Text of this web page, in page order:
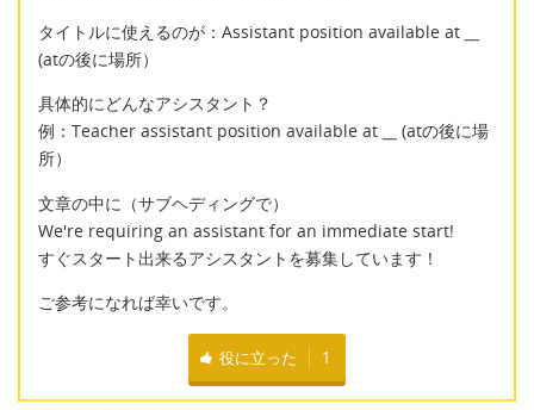
タイトルに使えるのが：Assistant position available at
(atの後に場所）
具体的にどんなアシスタント？
例：Teacher assistant position available at
(atの後に場
所）
文章の中に（サブヘディングで）
We're requiring an assistant for an immediate start!
すぐスタート出来るアシスタントを募集しています！
ご参考になれば幸いです。
役に立った 1